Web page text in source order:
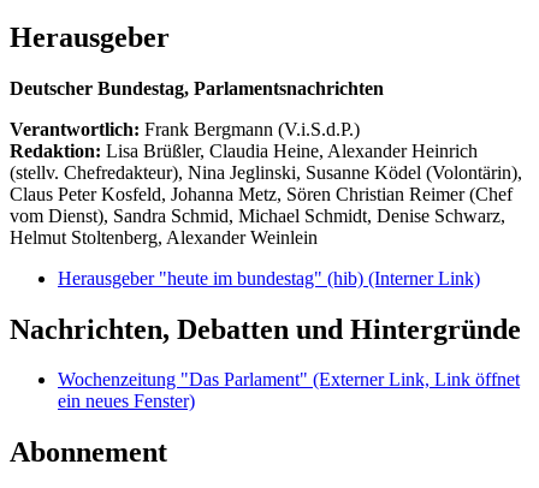
Herausgeber
Deutscher Bundestag, Parlamentsnachrichten
Verantwortlich: Frank Bergmann (V.i.S.d.P.)
Redaktion: Lisa Brüßler, Claudia Heine, Alexander Heinrich
(stellv. Chefredakteur), Nina Jeglinski, Susanne Ködel (Volontärin),
Claus Peter Kosfeld, Johanna Metz, Sören Christian Reimer (Chef
vom Dienst), Sandra Schmid, Michael Schmidt, Denise Schwarz,
Helmut Stoltenberg, Alexander Weinlein
Herausgeber "heute im bundestag" (hib) (Interner Link)
Nachrichten, Debatten und Hintergründe
Wochenzeitung "Das Parlament" (Externer Link, Link öffnet
ein neues Fenster)
Abonnement